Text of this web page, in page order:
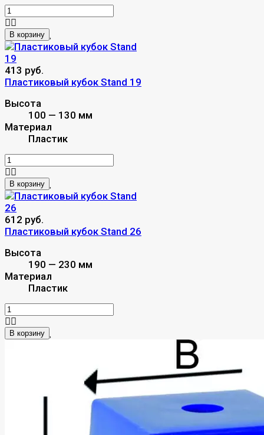
В корзину
413 руб.
Пластиковый кубок Stand 19
Высота
100 — 130 мм
Материал
Пластик
В корзину
612 руб.
Пластиковый кубок Stand 26
Высота
190 — 230 мм
Материал
Пластик
В корзину